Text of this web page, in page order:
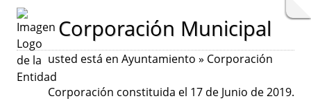
Corporación Municipal
usted está en Ayuntamiento » Corporación
Corporación constituida el 17 de Junio de 2019.